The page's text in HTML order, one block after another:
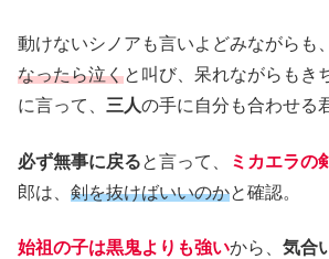
動けないシノアも言いよどみながらも、
なったら泣くと叫び、呆れながらもき
に言って、 三人の手に自分も合わせる
必ず無事に戻ると言って、 ミカエラの
郎は、 剣を抜けばいいのかと確認。
始祖の子は黒鬼よりも強いから、 気合